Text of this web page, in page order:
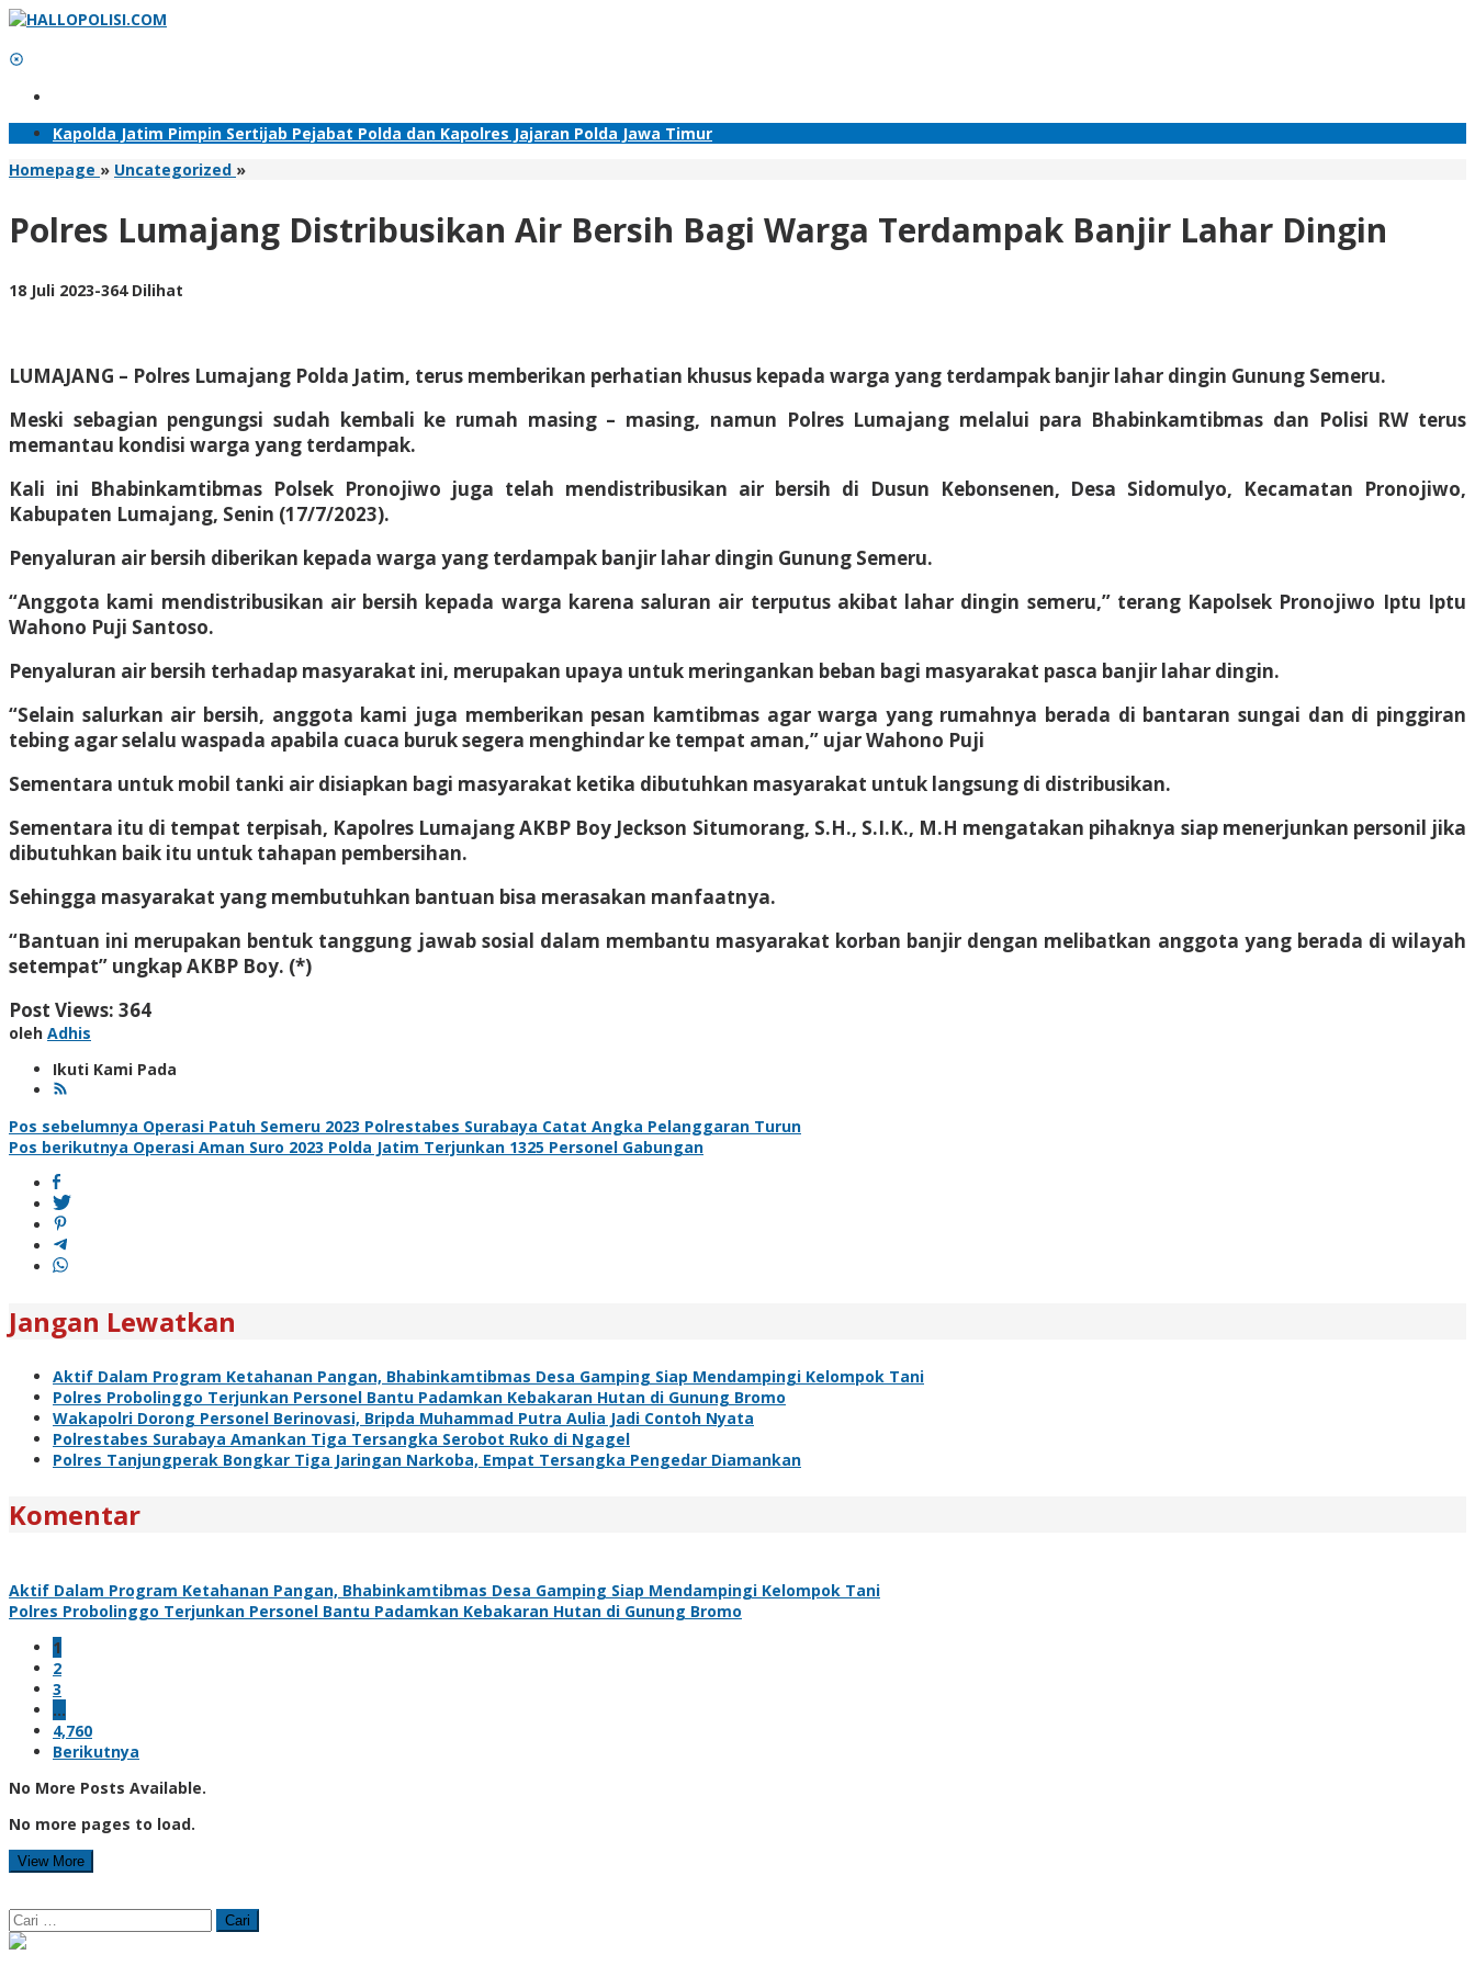
Lewati
konten
Kapolda Jatim Pimpin Sertijab Pejabat Polda dan Kapolres Jajaran Polda Jawa Timur
Homepage » Uncategorized »Polres
Air
Bersih
Dingin
Polres Lumajang Distribusikan Air Bersih Bagi Warga Terdampak Banjir Lahar Dingin
18 Juli 2023oleh
-364 Dilihat
LUMAJANG – Polres Lumajang Polda Jatim, terus memberikan perhatian khusus kepada warga yang terdampak banjir lahar dingin Gunung Semeru.
Meski sebagian pengungsi sudah kembali ke rumah masing – masing, namun Polres Lumajang melalui para Bhabinkamtibmas dan Polisi RW terus
memantau kondisi warga yang terdampak.
Kali ini Bhabinkamtibmas Polsek Pronojiwo juga telah mendistribusikan air bersih di Dusun Kebonsenen, Desa Sidomulyo, Kecamatan Pronojiwo,
Kabupaten Lumajang, Senin (17/7/2023).
Penyaluran air bersih diberikan kepada warga yang terdampak banjir lahar dingin Gunung Semeru.
“Anggota kami mendistribusikan air bersih kepada warga karena saluran air terputus akibat lahar dingin semeru,” terang Kapolsek Pronojiwo Iptu Iptu
Wahono Puji Santoso.
Penyaluran air bersih terhadap masyarakat ini, merupakan upaya untuk meringankan beban bagi masyarakat pasca banjir lahar dingin.
“Selain salurkan air bersih, anggota kami juga memberikan pesan kamtibmas agar warga yang rumahnya berada di bantaran sungai dan di pinggiran
tebing agar selalu waspada apabila cuaca buruk segera menghindar ke tempat aman,” ujar Wahono Puji
Sementara untuk mobil tanki air disiapkan bagi masyarakat ketika dibutuhkan masyarakat untuk langsung di distribusikan.
Sementara itu di tempat terpisah, Kapolres Lumajang AKBP Boy Jeckson Situmorang, S.H., S.I.K., M.H mengatakan pihaknya siap menerjunkan personil jika
dibutuhkan baik itu untuk tahapan pembersihan.
Sehingga masyarakat yang membutuhkan bantuan bisa merasakan manfaatnya.
“Bantuan ini merupakan bentuk tanggung jawab sosial dalam membantu masyarakat korban banjir dengan melibatkan anggota yang berada di wilayah
setempat” ungkap AKBP Boy. (*)
Post Views: 364
oleh Adhis
Ikuti Kami Pada
Navigasi
pos
Pos sebelumnya Operasi Patuh Semeru 2023 Polrestabes Surabaya Catat Angka Pelanggaran Turun
Pos berikutnya Operasi Aman Suro 2023 Polda Jatim Terjunkan 1325 Personel Gabungan
Jangan Lewatkan
Aktif Dalam Program Ketahanan Pangan, Bhabinkamtibmas Desa Gamping Siap Mendampingi Kelompok Tani
Polres Probolinggo Terjunkan Personel Bantu Padamkan Kebakaran Hutan di Gunung Bromo
Wakapolri Dorong Personel Berinovasi, Bripda Muhammad Putra Aulia Jadi Contoh Nyata
Polrestabes Surabaya Amankan Tiga Tersangka Serobot Ruko di Ngagel
Polres Tanjungperak Bongkar Tiga Jaringan Narkoba, Empat Tersangka Pengedar Diamankan
Komentar
Aktif Dalam Program Ketahanan Pangan, Bhabinkamtibmas Desa Gamping Siap Mendampingi Kelompok Tani
Polres Probolinggo Terjunkan Personel Bantu Padamkan Kebakaran Hutan di Gunung Bromo
1
2
3
…
4,760
Berikutnya
No More Posts Available.
No more pages to load.
View More
Cari
untuk: